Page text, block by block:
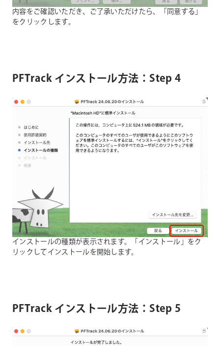
内容をご確認いただき、ご了承いただけたら、「同意する」
をクリックします。
PFTrack インストール方法：Step 4
インストールの種類が表示されます。「インストール」をク
リックしてインストールを開始します。
PFTrack インストール方法：Step 5